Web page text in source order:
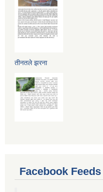
तीनतले झरना
Facebook Feeds